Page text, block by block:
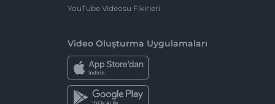
YouTube Videosu Fikirleri
Video Oluşturma Uygulamaları